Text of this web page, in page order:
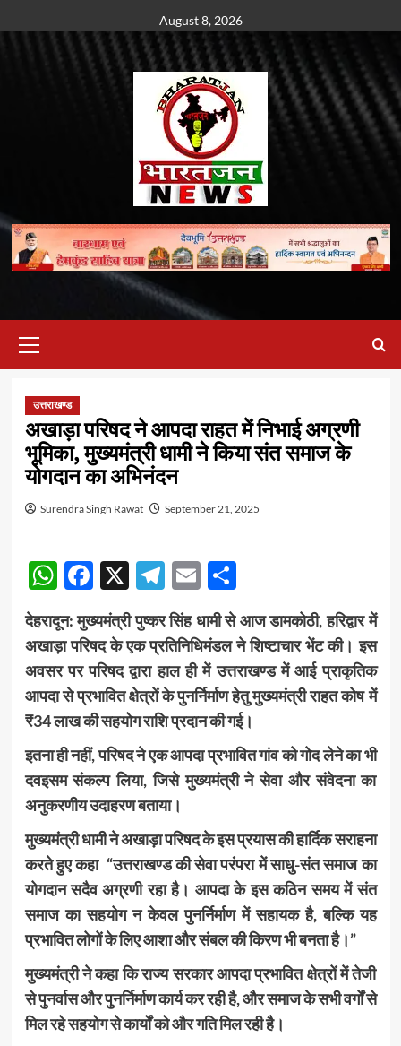
to
August 8, 2026
Menu
उत्तराखण्ड
अखाड़ा परिषद ने आपदा राहत में निभाई अग्रणी
भूमिका, मुख्यमंत्री धामी ने किया संत समाज के
योगदान का अभिनंदन
Surendra Singh Rawat September 21, 2025
WhatsApp
Facebook
X Telegram
EmailShare
देहरादून:मुख्यमंत्री पुष्कर सिंह धामी से आज डामकोठी, हरिद्वार में
अखाड़ा परिषद के एक प्रतिनिधिमंडल ने शिष्टाचार भेंट की। इस
अवसर पर परिषद द्वारा हाल ही में उत्तराखण्ड में आई प्राकृतिक
आपदा से प्रभावित क्षेत्रों के पुनर्निर्माण हेतु मुख्यमंत्री राहत कोष में
₹34 लाख की सहयोग राशि प्रदान की गई।
इतना ही नहीं, परिषद ने एक आपदा प्रभावित गांव को गोद लेने का भी
दवइसम संकल्प लिया, जिसे मुख्यमंत्री ने सेवा और संवेदना का
अनुकरणीय उदाहरण बताया।
मुख्यमंत्री धामी ने अखाड़ा परिषद के इस प्रयास की हार्दिक सराहना
करते हुए कहा “उत्तराखण्ड की सेवा परंपरा में साधु-संत समाज का
योगदान सदैव अग्रणी रहा है। आपदा के इस कठिन समय में संत
समाज का सहयोग न केवल पुनर्निर्माण में सहायक है, बल्कि यह
प्रभावित लोगों के लिए आशा और संबल की किरण भी बनता है।”
मुख्यमंत्री ने कहा कि राज्य सरकार आपदा प्रभावित क्षेत्रों में तेजी
से पुनर्वास और पुनर्निर्माण कार्य कर रही है, और समाज के सभी वर्गों से
मिल रहे सहयोग से कार्यों को और गति मिल रही है।